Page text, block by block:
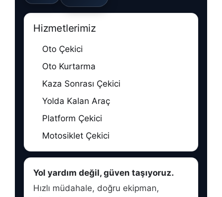
Hizmetlerimiz
Oto Çekici
Oto Kurtarma
Kaza Sonrası Çekici
Yolda Kalan Araç
Platform Çekici
Motosiklet Çekici
Yol yardım değil, güven taşıyoruz.
Hızlı müdahale, doğru ekipman,